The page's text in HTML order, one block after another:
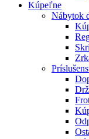
Kúpeľne
Nábytok